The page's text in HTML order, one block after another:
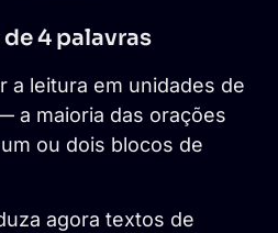
4 palavras
a leitura em unidades de
a maioria das orações
ou dois blocos de
agora textos de